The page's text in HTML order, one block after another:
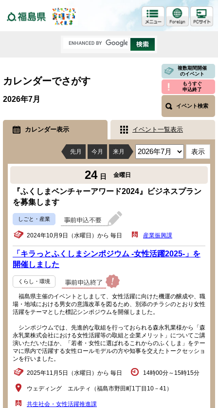
カレンダーでさがす
複数期間開催
のイベント
もうすぐ
申込終了
イベント検索
2026年7月
カレンダー表示 イベント一覧表示
先月 今月 来月
24 日 金曜日
『ふくしまベンチャーアワード2024』ビジネスプラン
を募集します
しごと・産業
2024年10月9日（水曜日）から 毎日 産業振興課
「キラっとふくしまシンポジウム -女性活躍2025-」を
開催しました
くらし・環境
福島県主催のイベントとしまして、女性活躍に向けた機運の醸成や、職
場・地域における男女の意識改革を図るため、別添のチラシのとおり女性
活躍をテーマとした標記シンポジウムを開催しました。
シンポジウムでは、先進的な取組を行っておられる森永乳業様から「森
永乳業株式会社における女性活躍等の取組と企業メリット」についてご講
演いただいたほか、「若者・女性に選ばれるこれからのふくしま」をテー
マに県内で活躍する女性ロールモデルの方や知事を交えたトークセッショ
ンを行いました。
2025年11月5日（水曜日）から 毎日 14時00分～15時15分
ウェディング エルティ（福島市野田町1丁目10－41）
共生社会・女性活躍推進課